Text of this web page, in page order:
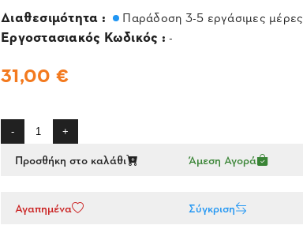
Διαθεσιμότητα : Παράδοση 3-5 εργάσιμες μέρες
Εργοστασιακός Κωδικός : -
31,00 €
- +
Προσθήκη στο καλάθι Άμεση Αγορά
Αγαπημένα Σύγκριση